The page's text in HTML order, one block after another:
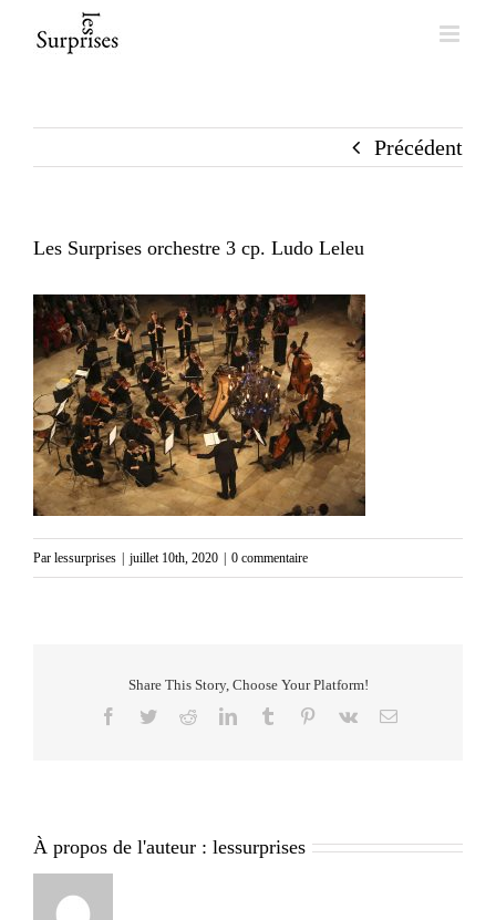
Précédent
Les Surprises orchestre 3 cp. Ludo Leleu
Par lessurprises juillet 10th, 2020 0 commentaire
Share This Story, Choose Your Platform!
Facebook
TwitterRedditLinkedInTumblr Pinterest
Vk Email
À propos de l'auteur : lessurprises